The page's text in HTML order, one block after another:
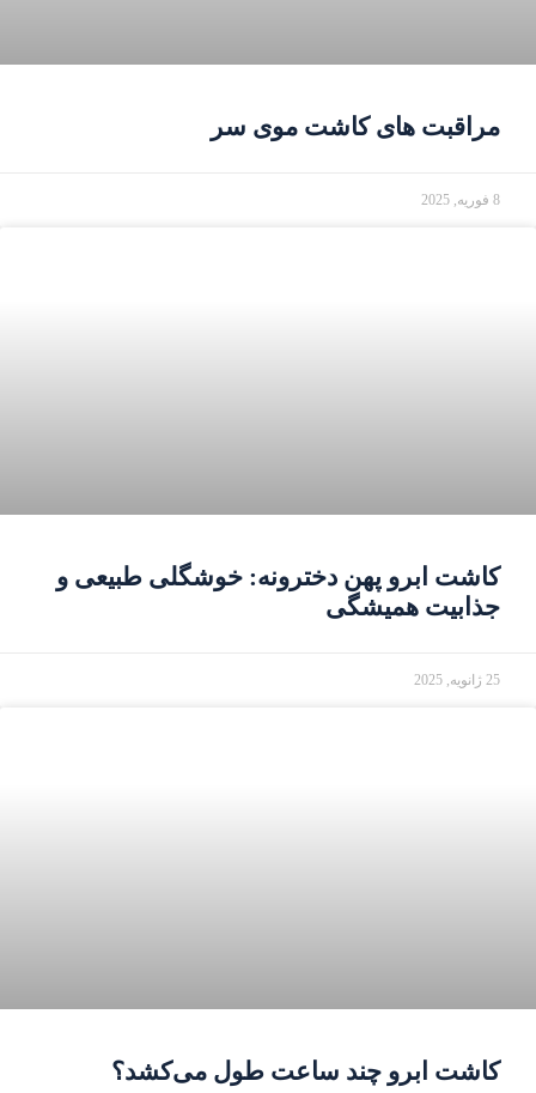
مراقبت های کاشت موی سر
کاشت ابرو پهن دخترونه: خوشگلی طبیعی و
جذابیت همیشگی
25 ژانویه, 2025
کاشت ابرو چند ساعت طول می‌کشد؟